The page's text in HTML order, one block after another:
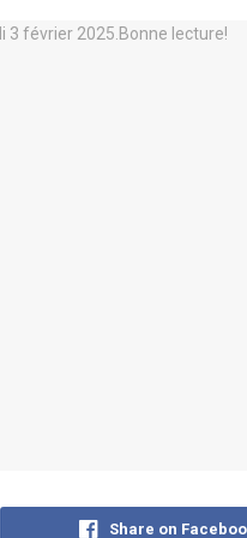
Share on